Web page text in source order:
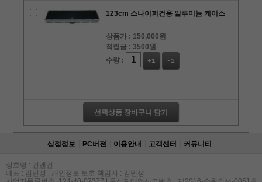
123cm 스나이퍼건용 알루미늄 케이스
상품가 : 150,000원
적립금 :3500원
수량 :
+1 -1
선택상품 장바구니 담기
상점정보 PC버젼 이용안내 고객센터 커뮤니티
상호명 : 건앤건
대표 : 김민성 | 개인정보 보호 책임자 : 김민성